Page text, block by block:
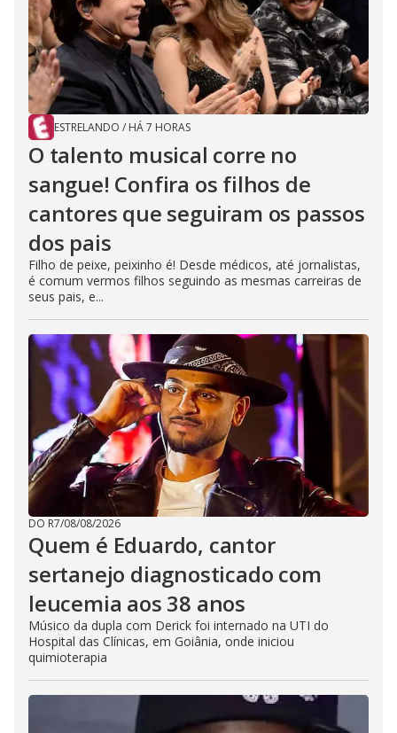
ESTRELANDO / HÁ 7 HORAS
O talento musical corre no
sangue! Confira os filhos de
cantores que seguiram os passos
dos pais
Filho de peixe, peixinho é! Desde médicos, até jornalistas,
é comum vermos filhos seguindo as mesmas carreiras de
seus pais, e...
DO R7/08/08/2026
Quem é Eduardo, cantor
sertanejo diagnosticado com
leucemia aos 38 anos
Músico da dupla com Derick foi internado na UTI do
Hospital das Clínicas, em Goiânia, onde iniciou
quimioterapia